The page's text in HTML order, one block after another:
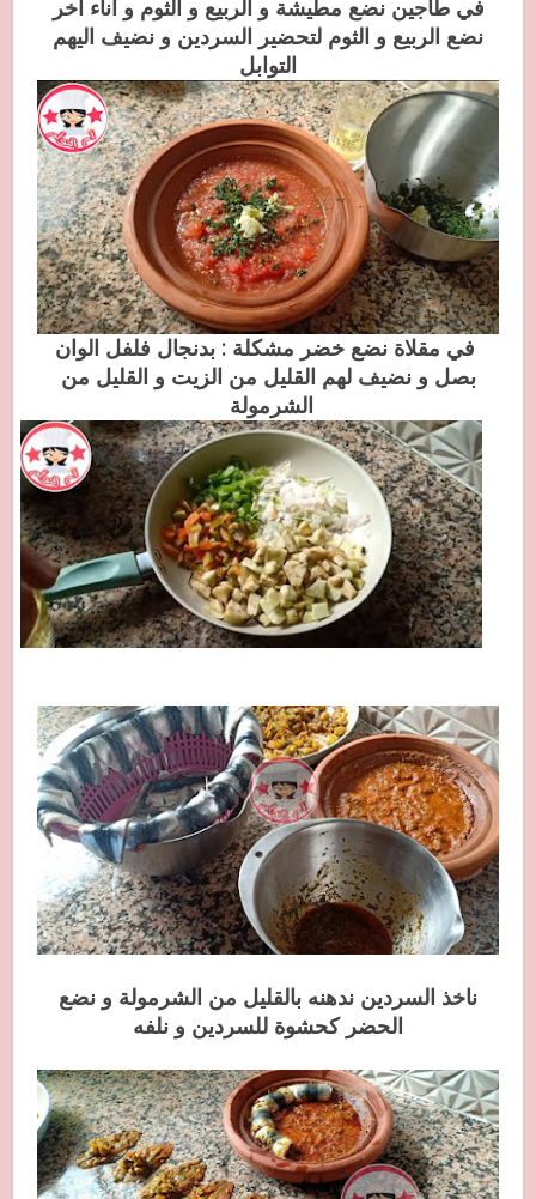
في طاجين نضع مطيشة و الربيع و الثوم و اناء اخر
نضع الربيع و الثوم لتحضير السردين و نضيف اليهم
التوابل
في مقلاة نضع خضر مشكلة : بدنجال فلفل الوان
بصل و نضيف لهم القليل من الزيت و القليل من
الشرمولة
ناخذ السردين ندهنه بالقليل من الشرمولة و نضع
الحضر كحشوة للسردين و نلفه